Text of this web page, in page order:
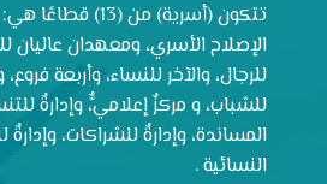
تتكون (أسرية) من
الإصلاح الأسري، ومعهدان عاليان
للرجال، والآخر للنساء، وأربعة
للشباب، و مركزٌ إعلاميٌّ، وإدارةٌ
المساندة، وإدارةٌ للشراكات، وإدارةٌ
النسائية .